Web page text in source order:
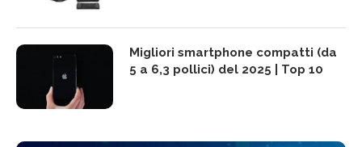
Migliori smartphone compatti (da
5 a 6,3 pollici) del 2025 | Top 10